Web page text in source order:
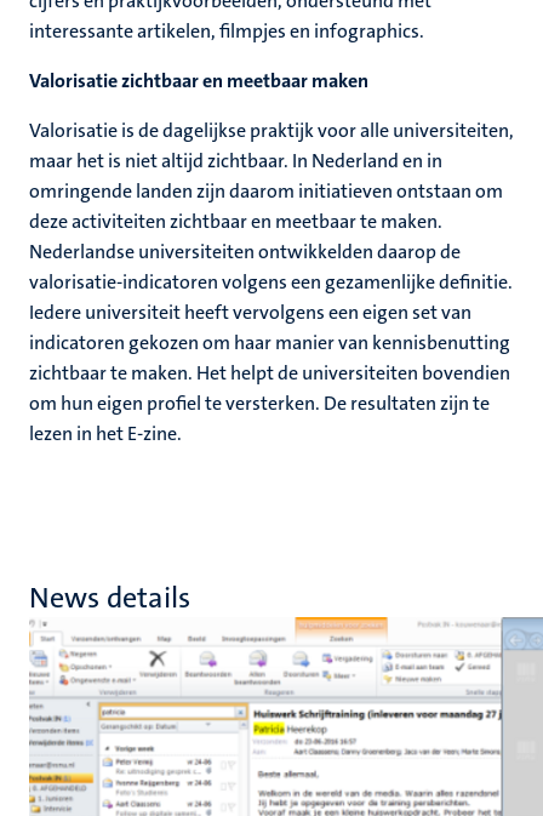
interessante artikelen, filmpjes en infographics.
Valorisatie zichtbaar en meetbaar maken
Valorisatie is de dagelijkse praktijk voor alle universiteiten,
maar het is niet altijd zichtbaar. In Nederland en in
omringende landen zijn daarom initiatieven ontstaan om
deze activiteiten zichtbaar en meetbaar te maken.
Nederlandse universiteiten ontwikkelden daarop de
valorisatie-indicatoren volgens een gezamenlijke definitie.
Iedere universiteit heeft vervolgens een eigen set van
indicatoren gekozen om haar manier van kennisbenutting
zichtbaar te maken. Het helpt de universiteiten bovendien
om hun eigen profiel te versterken. De resultaten zijn te
lezen in het E-zine.
News details